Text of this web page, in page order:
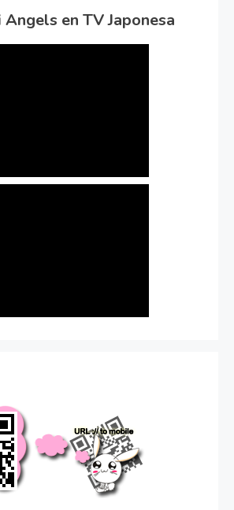
Angels en TV Japonesa